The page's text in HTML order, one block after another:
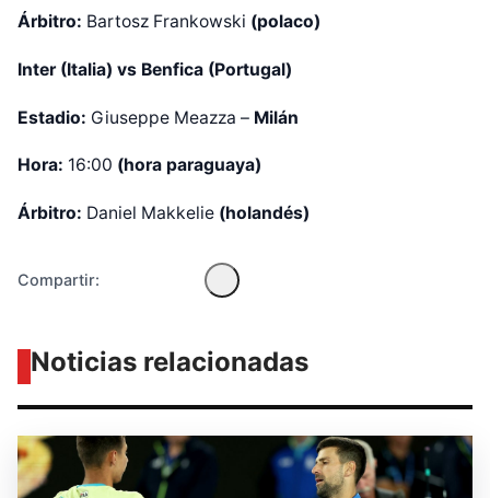
Árbitro: Bartosz Frankowski (polaco)
Inter (Italia) vs Benfica (Portugal)
Estadio: Giuseppe Meazza – Milán
Hora: 16:00 (hora paraguaya)
Árbitro: Daniel Makkelie (holandés)
Compartir:
Noticias relacionadas